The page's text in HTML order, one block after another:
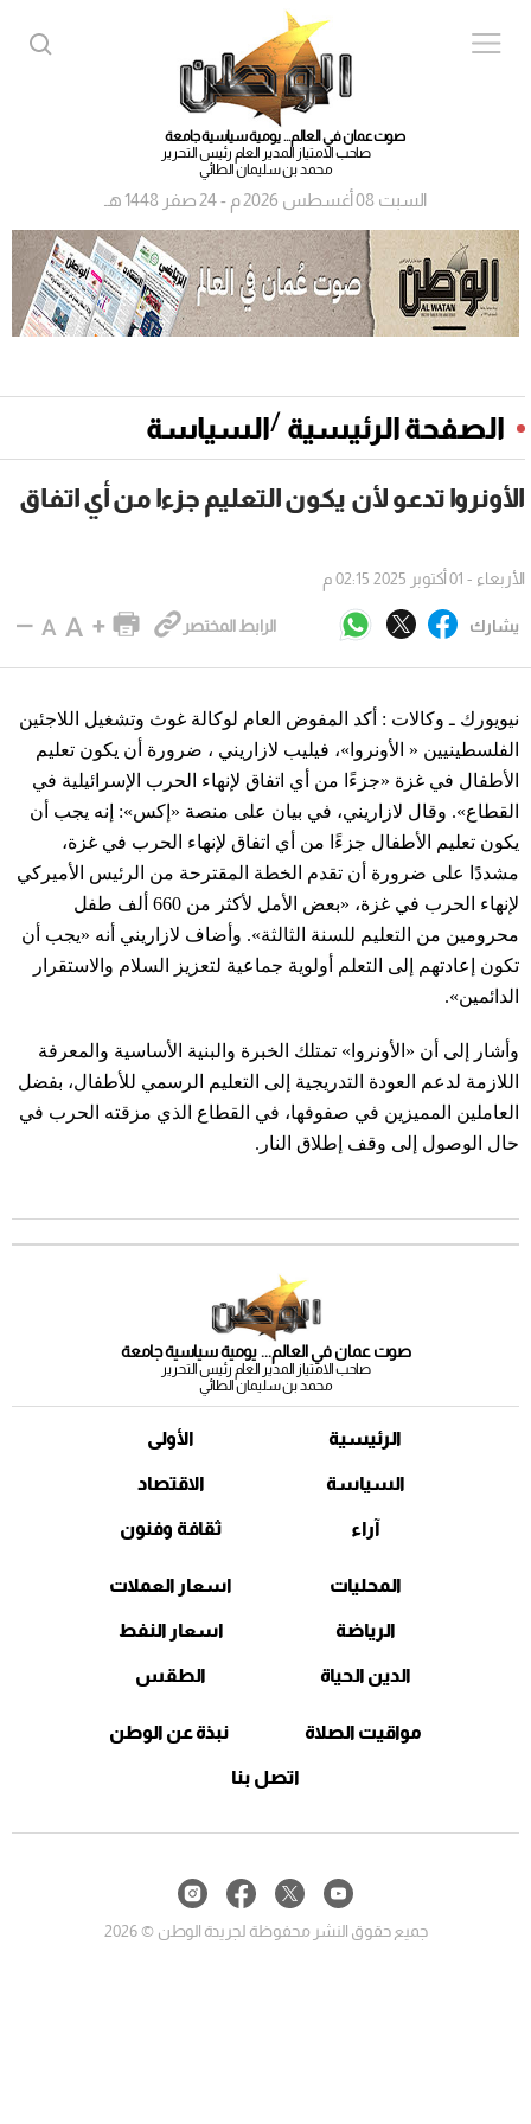
صوت عمان في العالم... يومية سياسية جامعة
صاحب الامتياز المدير العام رئيس التحرير
محمد بن سليمان الطائي
السبت 08 أغسطس 2026 م - 24 صفر 1448 هـ
الصفحة الرئيسية /السياسة
الأونروا تدعو لأن يكون التعليم جزءا من أي اتفاق
يشارك الرابط المختصر
الأربعاء - 01 أكتوبر 2025 02:15 م
نيويورك ـ وكالات : أكد المفوض العام لوكالة غوث وتشغيل اللاجئين
الفلسطينيين « الأونروا»، فيليب لازاريني ، ضرورة أن يكون تعليم
الأطفال في غزة «جزءًا من أي اتفاق لإنهاء الحرب الإسرائيلية في
القطاع». وقال لازاريني، في بيان على منصة «إكس»: إنه يجب أن
يكون تعليم الأطفال جزءًا من أي اتفاق لإنهاء الحرب في غزة،
مشددًا على ضرورة أن تقدم الخطة المقترحة من الرئيس الأميركي
لإنهاء الحرب في غزة، «بعض الأمل لأكثر من 660 ألف طفل
محرومين من التعليم للسنة الثالثة». وأضاف لازاريني أنه «يجب أن
تكون إعادتهم إلى التعلم أولوية جماعية لتعزيز السلام والاستقرار
الدائمين».
وأشار إلى أن «الأونروا» تمتلك الخبرة والبنية الأساسية والمعرفة
اللازمة لدعم العودة التدريجية إلى التعليم الرسمي للأطفال، بفضل
العاملين المميزين في صفوفها، في القطاع الذي مزقته الحرب في
حال الوصول إلى وقف إطلاق النار.
صوت عمان في العالم... يومية سياسية جامعة
صاحب الامتياز المدير العام رئيس التحرير
محمد بن سليمان الطائي
الرئيسية
السياسة
آراء
الأولى
الاقتصاد
ثقافة وفنون
المحليات
الرياضة
الدين الحياة
اسعار العملات
اسعار النفط
الطقس
مواقيت الصلاة نبذة عن الوطن
اتصل بنا
جميع حقوق النشر محفوظة لجريدة الوطن © 2026